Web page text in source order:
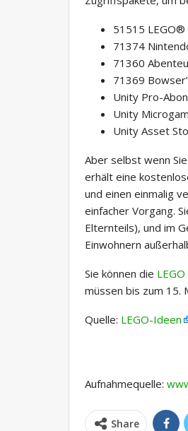
51515
71374
71360
71369
Unity Pro-
Unity
Unity Asset
Aber selbst wenn
erhält eine
und einen einmalig
einfacher Vorgang.
Elternteils), und im
Einwohnern
Sie können die
müssen bis zum 15.
Quelle: LEGO-Ideen
Aufnahmequelle:
Share